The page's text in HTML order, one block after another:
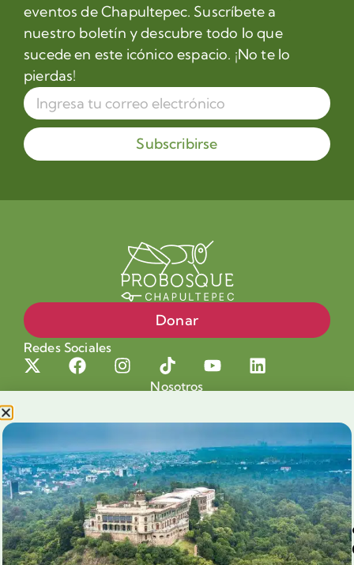
eventos de Chapultepec. Suscríbete a
nuestro boletín y descubre todo lo que
sucede en este icónico espacio. ¡No te lo
pierdas!
Subscribirse
Donar
Redes Sociales
Nosotros
Nuestra Causa
Productos con Causa
Blog
Voluntariado Chapultepec
Aliados